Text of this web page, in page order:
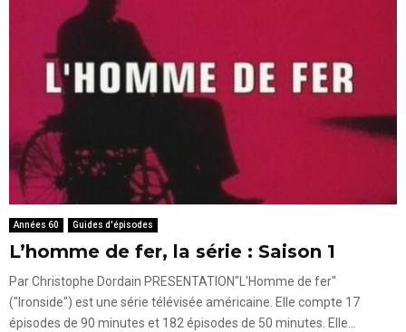
Années 60 Guides d'épisodes
L’homme de fer, la série : Saison 1
Par Christophe Dordain PRESENTATION"L'Homme de fer"
("Ironside") est une série télévisée américaine. Elle compte 17
épisodes de 90 minutes et 182 épisodes de 50 minutes. Elle...